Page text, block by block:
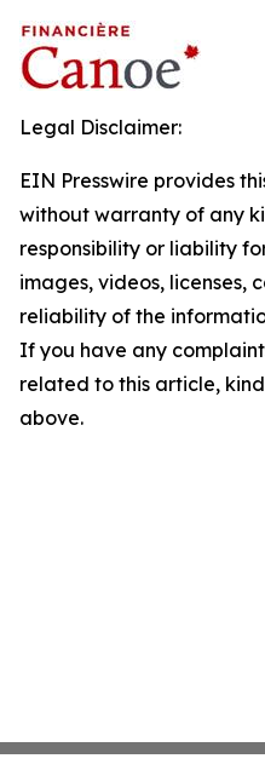
Legal Disclaimer:
EIN Presswire provides
without warranty of any
responsibility or liability
images, videos, licenses,
reliability of the
If you have any
related to this article,
above.